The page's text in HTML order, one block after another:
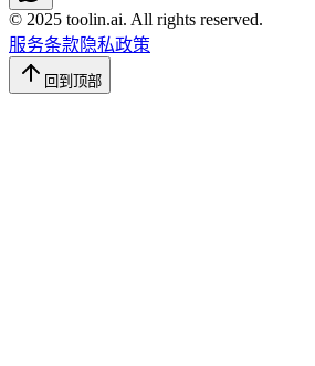
© 2025 toolin.ai. All rights reserved.
服务条款隐私政策
回到顶部